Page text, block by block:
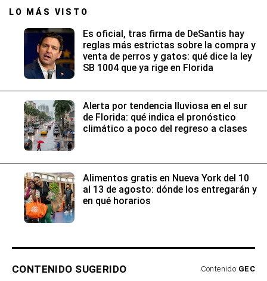
LO MÁS VISTO
Es oficial, tras firma de DeSantis hay
reglas más estrictas sobre la compra y
venta de perros y gatos: qué dice la ley
SB 1004 que ya rige en Florida
Alerta por tendencia lluviosa en el sur
de Florida: qué indica el pronóstico
climático a poco del regreso a clases
Alimentos gratis en Nueva York del 10
al 13 de agosto: dónde los entregarán y
en qué horarios
CONTENIDO SUGERIDO Contenido GEC